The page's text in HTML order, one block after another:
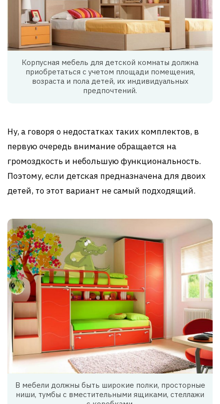
Корпусная мебель для детской комнаты должна
приобретаться с учетом площади помещения,
возраста и пола детей, их индивидуальных
предпочтений.
Ну, а говоря о недостатках таких комплектов, в
первую очередь внимание обращается на
громоздкость и небольшую функциональность.
Поэтому, если детская предназначена для двоих
детей, то этот вариант не самый подходящий.
В мебели должны быть широкие полки, просторные
ниши, тумбы с вместительными ящиками, стеллажи